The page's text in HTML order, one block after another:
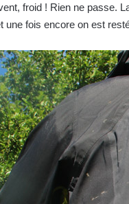
froid ! Rien ne passe.
une fois encore on est